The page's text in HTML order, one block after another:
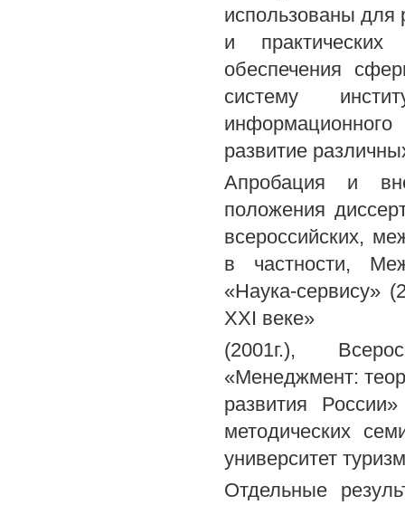
использованы для
и
обеспечения
систему
развитие
Апробация и
положения
всероссийских,
в частности,
«Наука-сервису»
XXI веке»
(2001г.),
«Менеджмент:
развития
методических
университет
Отдельные